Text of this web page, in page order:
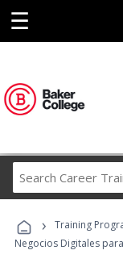
☰
› Training
Negocios Digitales